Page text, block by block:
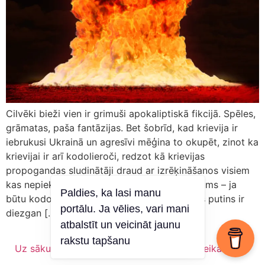
Cilvēki bieži vien ir grimuši apokaliptiskā fikcijā. Spēles,
grāmatas, paša fantāzijas. Bet šobrīd, kad krievija ir
iebrukusi Ukrainā un agresīvi mēģina to okupēt, zinot ka
krievijai ir arī kodolieroči, redzot kā krievijas
propogandas sludinātāji draud ar izrēķināšanos visiem
kas nepiekrīt krievijas politikai, rodas jautājums – ja
būtu kodolkarš, vai mēs izdzīvotu? vladimirs putins ir
diezgan […]
Uz sākumu Vīns Kas es esmu? Veikals
Paldies, ka lasi manu
portālu. Ja vēlies, vari mani
atbalstīt un veicināt jaunu
rakstu tapšanu